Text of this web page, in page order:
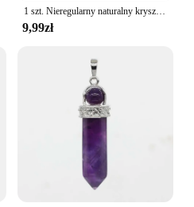
1 szt. Nieregularny naturalny kryształowy żwir pozłacany naszyjnik z oryginalny kamień ametystowej
9,99zł